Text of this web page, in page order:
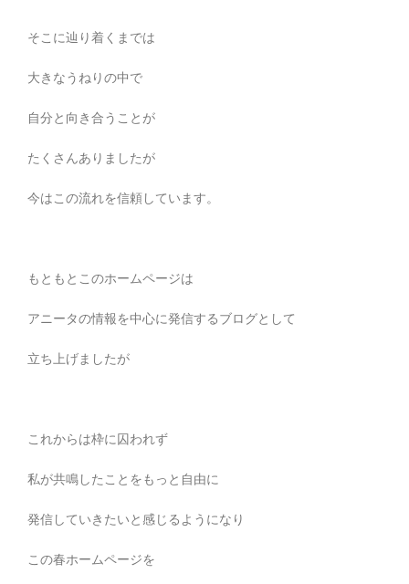
そこに辿り着くまでは
大きなうねりの中で
自分と向き合うことが
たくさんありましたが
今はこの流れを信頼しています。
もともとこのホームページは
アニータの情報を中心に発信するブログとして
立ち上げましたが
これからは枠に囚われず
私が共鳴したことをもっと自由に
発信していきたいと感じるようになり
この春ホームページを